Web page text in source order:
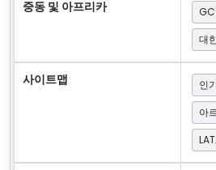
중동 및 아프리카
대
사이트맵
인
아